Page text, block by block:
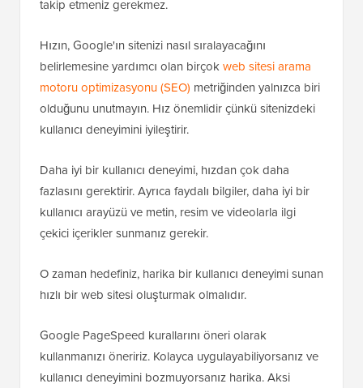
takip etmeniz gerekmez.
Hızın, Google'ın sitenizi nasıl sıralayacağını
belirlemesine yardımcı olan birçokweb sitesi arama
motoru optimizasyonu (SEO) metriğinden yalnızca biri
olduğunu unutmayın. Hız önemlidir çünkü sitenizdeki
kullanıcı deneyimini iyileştirir.
Daha iyi bir kullanıcı deneyimi, hızdan çok daha
fazlasını gerektirir. Ayrıca faydalı bilgiler, daha iyi bir
kullanıcı arayüzü ve metin, resim ve videolarla ilgi
çekici içerikler sunmanız gerekir.
O zaman hedefiniz, harika bir kullanıcı deneyimi sunan
hızlı bir web sitesi oluşturmak olmalıdır.
Google PageSpeed kurallarını öneri olarak
kullanmanızı öneririz. Kolayca uygulayabiliyorsanız ve
kullanıcı deneyimini bozmuyorsanız harika. Aksi